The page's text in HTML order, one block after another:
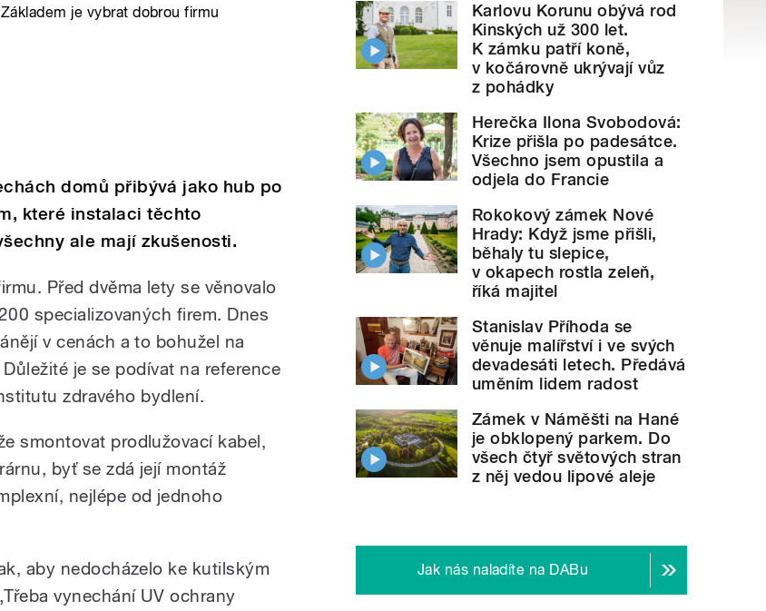
je vybrat dobrou firmu
domů přibývá jako hub po
které instalaci těchto
ale mají zkušenosti.
Před dvěma lety se věnovalo
specializovaných firem. Dnes
v cenách a to bohužel na
je se podívat na reference
zdravého bydlení.
smontovat prodlužovací kabel,
byť se zdá její montáž
nejlépe od jednoho
aby nedocházelo ke kutilským
vynechání UV ochrany
Karlovu Korunu obývá rod
Kinských už 300 let.
K zámku patří koně,
v kočárovně ukrývají vůz
z pohádky
Herečka Ilona Svobodová:
Krize přišla po padesátce.
Všechno jsem opustila a
odjela do Francie
Rokokový zámek Nové
Hrady: Když jsme přišli,
běhaly tu slepice,
v okapech rostla zeleň,
říká majitel
Stanislav Příhoda se
věnuje malířství i ve svých
devadesáti letech. Předává
uměním lidem radost
Zámek v Náměšti na Hané
je obklopený parkem. Do
všech čtyř světových stran
z něj vedou lipové aleje
Jak nás naladíte na DABu